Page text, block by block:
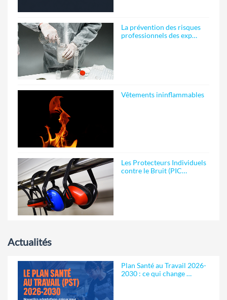
La prévention des risques
professionnels des exp…
Vêtements ininflammables
Les Protecteurs Individuels
contre le Bruit (PIC…
Actualités
Plan Santé au Travail 2026-
2030 : ce qui change …